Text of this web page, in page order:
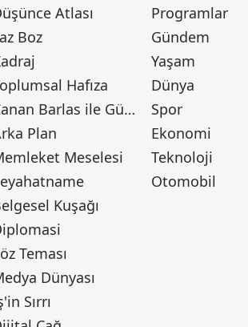
Atlası
Boz
Hafıza
Canan Barlas ile Gündem
Plan
Meselesi
Kuşağı
Teması
Dünyası
Sırrı
Programlar
Gündem
Yaşam
Dünya
Spor
Ekonomi
Teknoloji
Otomobil